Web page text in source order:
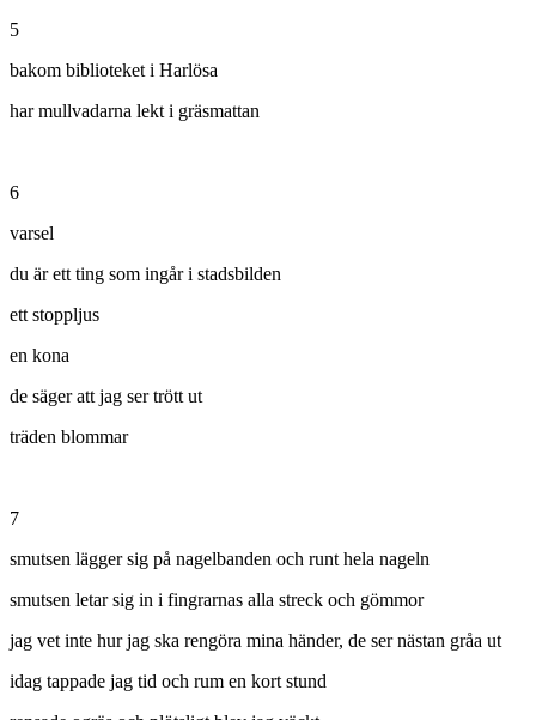
5
bakom biblioteket i Harlösa
har mullvadarna lekt i gräsmattan
6
varsel
du är ett ting som ingår i stadsbilden
ett stoppljus
en kona
de säger att jag ser trött ut
träden blommar
7
smutsen lägger sig på nagelbanden och runt hela nageln
smutsen letar sig in i fingrarnas alla streck och gömmor
jag vet inte hur jag ska rengöra mina händer, de ser nästan gråa ut
idag tappade jag tid och rum en kort stund